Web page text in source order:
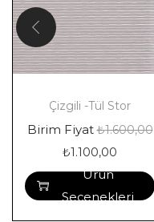
Çizgili -Tül Stor
Birim Fiyat₺1.600,00
₺1.100,00
Ürün
Seçenekleri